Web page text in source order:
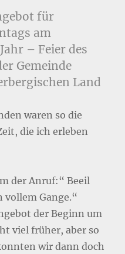
für
am
– Feier des
Gemeinde
Land
waren so die
die ich erleben
der Anruf:“ Beeil
vollem Gange.“
der Beginn um
viel früher, aber so
wir dann doch